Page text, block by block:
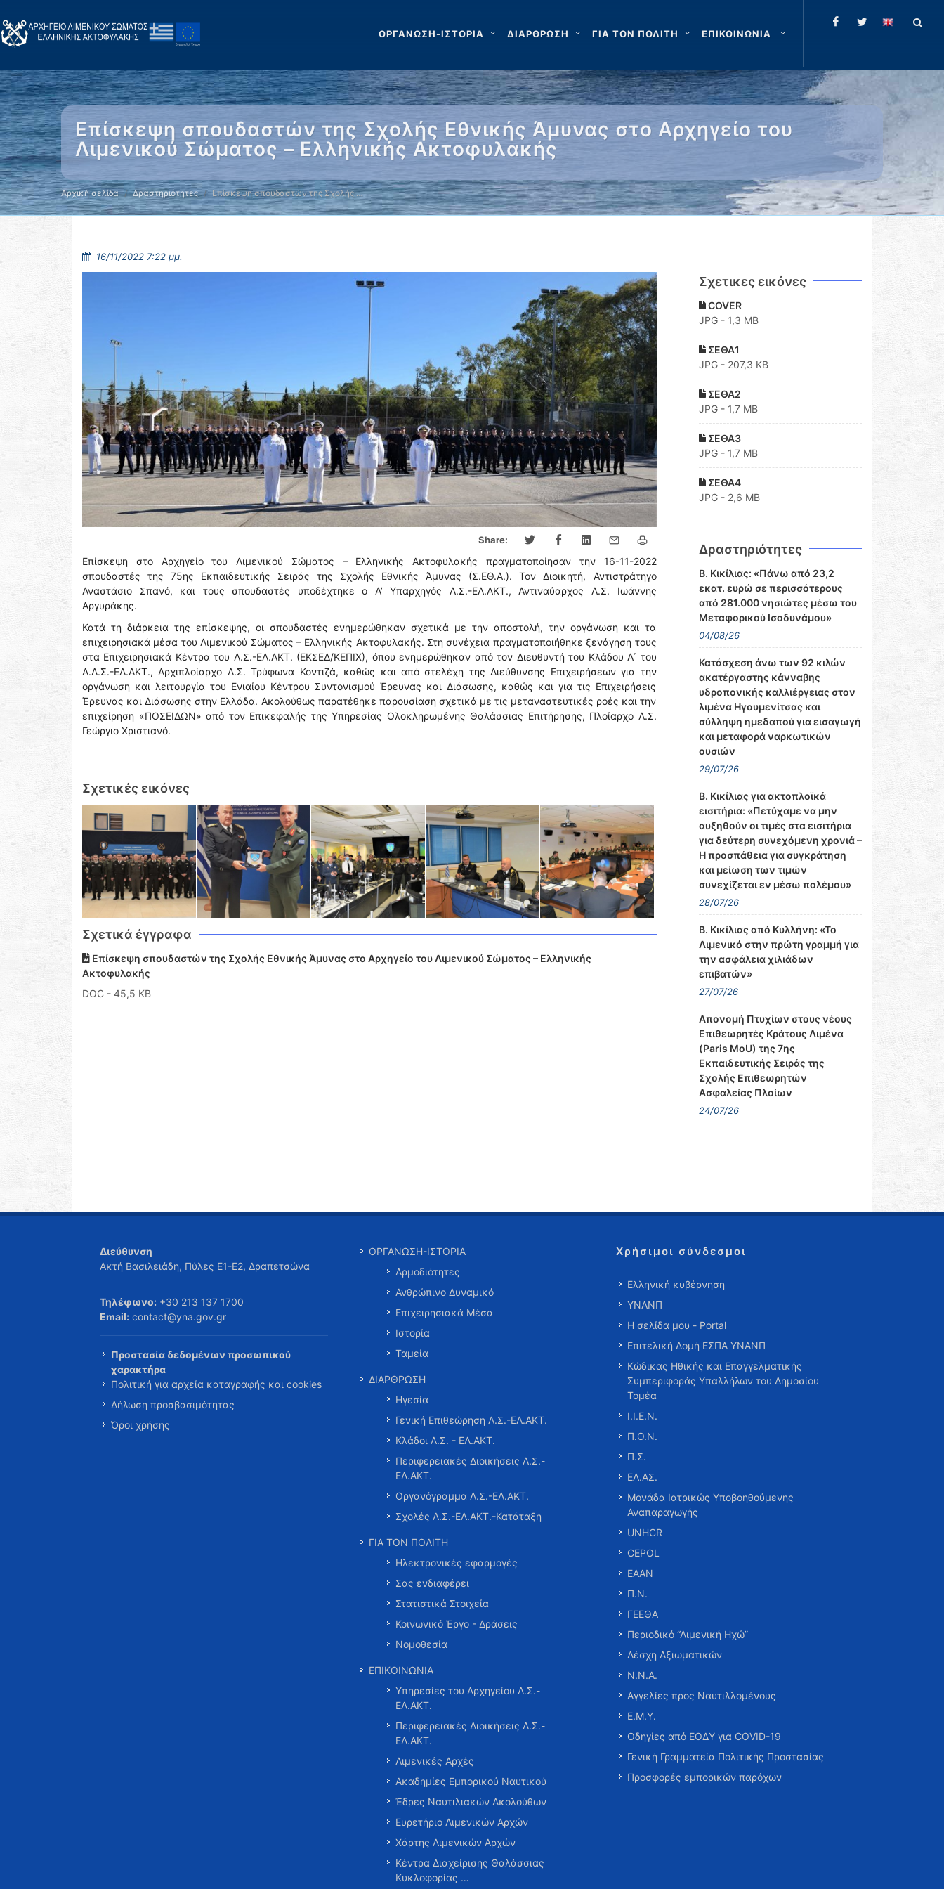
ΟΡΓΑΝΩΣΗ-ΙΣΤΟΡΙΑ ΔΙΑΡΘΡΩΣΗ ΓΙΑ ΤΟΝ ΠΟΛΙΤΗ ΕΠΙΚΟΙΝΩΝΙΑ
Επίσκεψη σπουδαστών της Σχολής Εθνικής Άμυνας στο Αρχηγείο του
Λιμενικού Σώματος – Ελληνικής Ακτοφυλακής
Αρχική σελίδα Δραστηριότητες Επίσκεψη σπουδαστών της Σχολής …
16/11/2022 7:22 μμ.
Share:
Επίσκεψη στο Αρχηγείο του Λιμενικού Σώματος – Ελληνικής Ακτοφυλακής πραγματοποίησαν την 16-11-2022
σπουδαστές της 75ης Εκπαιδευτικής Σειράς της Σχολής Εθνικής Άμυνας (Σ.ΕΘ.Α.). Τον Διοικητή, Αντιστράτηγο
Αναστάσιο Σπανό, και τους σπουδαστές υποδέχτηκε ο Α’ Υπαρχηγός Λ.Σ.-ΕΛ.ΑΚΤ., Αντιναύαρχος Λ.Σ. Ιωάννης
Αργυράκης.
Κατά τη διάρκεια της επίσκεψης, οι σπουδαστές ενημερώθηκαν σχετικά με την αποστολή, την οργάνωση και τα
επιχειρησιακά μέσα του Λιμενικού Σώματος – Ελληνικής Ακτοφυλακής. Στη συνέχεια πραγματοποιήθηκε ξενάγηση τους
στα Επιχειρησιακά Κέντρα του Λ.Σ.-ΕΛ.ΑΚΤ. (ΕΚΣΕΔ/ΚΕΠΙΧ), όπου ενημερώθηκαν από τον Διευθυντή του Κλάδου Α΄ του
Α.Λ.Σ.-ΕΛ.ΑΚΤ., Αρχιπλοίαρχο Λ.Σ. Τρύφωνα Κοντιζά, καθώς και από στελέχη της Διεύθυνσης Επιχειρήσεων για την
οργάνωση και λειτουργία του Ενιαίου Κέντρου Συντονισμού Έρευνας και Διάσωσης, καθώς και για τις Επιχειρήσεις
Έρευνας και Διάσωσης στην Ελλάδα. Ακολούθως παρατέθηκε παρουσίαση σχετικά με τις μεταναστευτικές ροές και την
επιχείρηση «ΠΟΣΕΙΔΩΝ» από τον Επικεφαλής της Υπηρεσίας Ολοκληρωμένης Θαλάσσιας Επιτήρησης, Πλοίαρχο Λ.Σ.
Γεώργιο Χριστιανό.
Σχετικές εικόνες
Σχετικά έγγραφα
Επίσκεψη σπουδαστών της Σχολής Εθνικής Άμυνας στο Αρχηγείο του Λιμενικού Σώματος – Ελληνικής
Ακτοφυλακής
DOC - 45,5 KB
Σχετικες εικόνες
COVER
JPG - 1,3 MB
ΣΕΘΑ1
JPG - 207,3 KB
ΣΕΘΑ2
JPG - 1,7 MB
ΣΕΘΑ3
JPG - 1,7 MB
ΣΕΘΑ4
JPG - 2,6 MB
Δραστηριότητες
Β. Κικίλιας: «Πάνω από 23,2
εκατ. ευρώ σε περισσότερους
από 281.000 νησιώτες μέσω του
Μεταφορικού Ισοδυνάμου»
04/08/26
Κατάσχεση άνω των 92 κιλών
ακατέργαστης κάνναβης
υδροπονικής καλλιέργειας στον
λιμένα Ηγουμενίτσας και
σύλληψη ημεδαπού για εισαγωγή
και μεταφορά ναρκωτικών
ουσιών
29/07/26
Β. Κικίλιας για ακτοπλοϊκά
εισιτήρια: «Πετύχαμε να μην
αυξηθούν οι τιμές στα εισιτήρια
για δεύτερη συνεχόμενη χρονιά –
Η προσπάθεια για συγκράτηση
και μείωση των τιμών
συνεχίζεται εν μέσω πολέμου»
28/07/26
Β. Κικίλιας από Κυλλήνη: «Το
Λιμενικό στην πρώτη γραμμή για
την ασφάλεια χιλιάδων
επιβατών»
27/07/26
Απονομή Πτυχίων στους νέους
Επιθεωρητές Κράτους Λιμένα
(Paris MoU) της 7ης
Εκπαιδευτικής Σειράς της
Σχολής Επιθεωρητών
Ασφαλείας Πλοίων
24/07/26
Διεύθυνση
Ακτή Βασιλειάδη, Πύλες Ε1-Ε2, Δραπετσώνα
Τηλέφωνο: +30 213 137 1700
Email: contact@yna.gov.gr
Προστασία δεδομένων προσωπικού
χαρακτήρα
Πολιτική για αρχεία καταγραφής και cookies
Δήλωση προσβασιμότητας
Όροι χρήσης
ΟΡΓΑΝΩΣΗ-ΙΣΤΟΡΙΑ
Αρμοδιότητες
Ανθρώπινο Δυναμικό
Επιχειρησιακά Μέσα
Ιστορία
Ταμεία
ΔΙΑΡΘΡΩΣΗ
Ηγεσία
Γενική Επιθεώρηση Λ.Σ.-ΕΛ.ΑΚΤ.
Κλάδοι Λ.Σ. - ΕΛ.ΑΚΤ.
Περιφερειακές Διοικήσεις Λ.Σ.-
ΕΛ.ΑΚΤ.
Οργανόγραμμα Λ.Σ.-ΕΛ.ΑΚΤ.
Σχολές Λ.Σ.-ΕΛ.ΑΚΤ.-Κατάταξη
ΓΙΑ ΤΟΝ ΠΟΛΙΤΗ
Ηλεκτρονικές εφαρμογές
Σας ενδιαφέρει
Στατιστικά Στοιχεία
Κοινωνικό Έργο - Δράσεις
Νομοθεσία
ΕΠΙΚΟΙΝΩΝΙΑ
Υπηρεσίες του Αρχηγείου Λ.Σ.-
ΕΛ.ΑΚΤ.
Περιφερειακές Διοικήσεις Λ.Σ.-
ΕΛ.ΑΚΤ.
Λιμενικές Αρχές
Ακαδημίες Εμπορικού Ναυτικού
Έδρες Ναυτιλιακών Ακολούθων
Ευρετήριο Λιμενικών Αρχών
Χάρτης Λιμενικών Αρχών
Κέντρα Διαχείρισης Θαλάσσιας
Κυκλοφορίας …
Χρήσιμοι σύνδεσμοι
Ελληνική κυβέρνηση
ΥΝΑΝΠ
Η σελίδα μου - Portal
Επιτελική Δομή ΕΣΠΑ ΥΝΑΝΠ
Κώδικας Ηθικής και Επαγγελματικής
Συμπεριφοράς Υπαλλήλων του Δημοσίου
Τομέα
Ι.Ι.Ε.Ν.
Π.Ο.Ν.
Π.Σ.
ΕΛ.ΑΣ.
Μονάδα Ιατρικώς Υποβοηθούμενης
Αναπαραγωγής
UNHCR
CEPOL
ΕΑΑΝ
Π.Ν.
ΓΕΕΘΑ
Περιοδικό “Λιμενική Ηχώ”
Λέσχη Αξιωματικών
Ν.Ν.Α.
Αγγελίες προς Ναυτιλλομένους
Ε.Μ.Υ.
Οδηγίες από ΕΟΔΥ για COVID-19
Γενική Γραμματεία Πολιτικής Προστασίας
Προσφορές εμπορικών παρόχων